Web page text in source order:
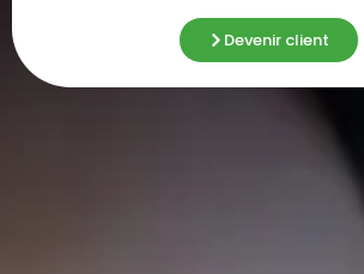
Devenir client